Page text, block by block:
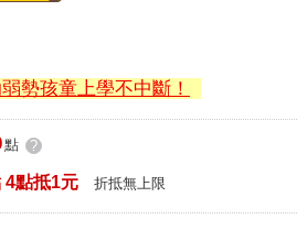
勢孩童上學不中斷！
點 ?
4點抵1元 折抵無上限